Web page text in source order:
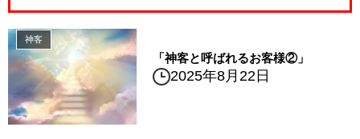
神客
「神客と呼ばれるお客様②」
2025年8月22日